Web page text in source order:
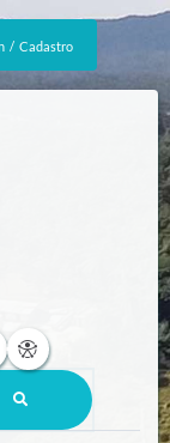
/ Cadastro